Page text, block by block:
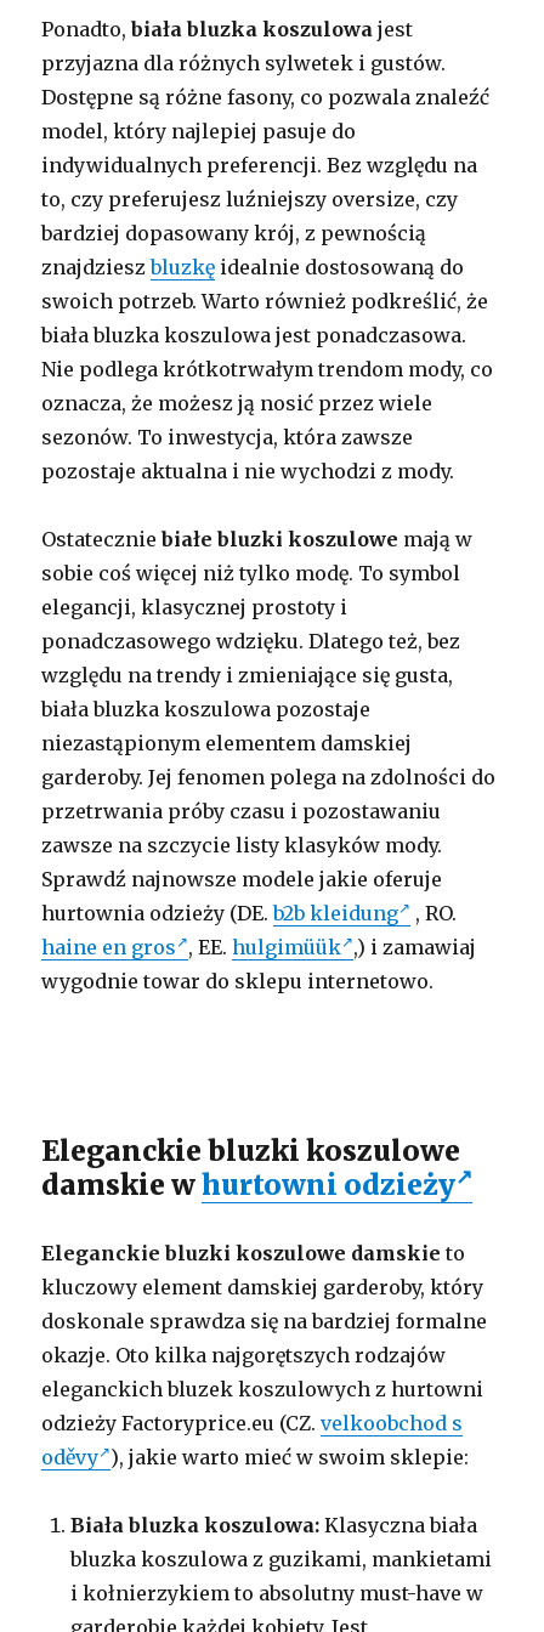
Ponadto,biała bluzka koszulowa jest
przyjazna dla różnych sylwetek i gustów.
Dostępne są różne fasony, co pozwala znaleźć
model, który najlepiej pasuje do
indywidualnych preferencji. Bez względu na
to, czy preferujesz luźniejszy oversize, czy
bardziej dopasowany krój, z pewnością
znajdzieszbluzkę idealnie dostosowaną do
swoich potrzeb. Warto również podkreślić, że
biała bluzka koszulowa jest ponadczasowa.
Nie podlega krótkotrwałym trendom mody, co
oznacza, że możesz ją nosić przez wiele
sezonów. To inwestycja, która zawsze
pozostaje aktualna i nie wychodzi z mody.
Ostateczniebiałe bluzki koszulowe mają w
sobie coś więcej niż tylko modę. To symbol
elegancji, klasycznej prostoty i
ponadczasowego wdzięku. Dlatego też, bez
względu na trendy i zmieniające się gusta,
biała bluzka koszulowa pozostaje
niezastąpionym elementem damskiej
garderoby. Jej fenomen polega na zdolności do
przetrwania próby czasu i pozostawaniu
zawsze na szczycie listy klasyków mody.
Sprawdź najnowsze modele jakie oferuje
hurtownia odzieży (DE.b2b kleidung
, RO.
haine en gros , EE.hulgimüük ,) i zamawiaj
wygodnie towar do sklepu internetowo.
Eleganckie bluzki koszulowe
damskie whurtowni odzieży
Eleganckie bluzki koszulowe damskie to
kluczowy element damskiej garderoby, który
doskonale sprawdza się na bardziej formalne
okazje. Oto kilka najgorętszych rodzajów
eleganckich bluzek koszulowych z hurtowni
odzieży Factoryprice.eu (CZ.velkoobchod s
oděvy ), jakie warto mieć w swoim sklepie:
Biała bluzka koszulowa: Klasyczna biała
bluzka koszulowa z guzikami, mankietami
i kołnierzykiem to absolutny must-have w
garderobie każdej kobiety. Jest